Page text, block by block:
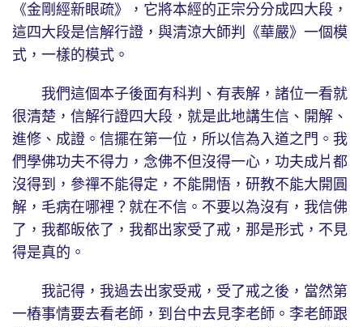
《金剛經新眼疏》，它將本經的正宗分分成四大段，
這四大段是信解行證，與清涼大師判《華嚴》一個模
式，一樣的模式。
我們這個本子後面有科判、有表解，諸位一看就
很清楚，信解行證四大段，就是此地講生信、開解、
進修、成證。信擺在第一位，所以信為入道之門。我
們學佛功夫不得力，念佛不但沒得一心，功夫成片都
沒得到，參禪不能得定，不能開悟，研教不能大開圓
解，毛病在哪裡？就在不信。不要以為沒有，我信佛
了，我都皈依了，我都出家受了戒，那是形式，不見
得是真的。
我記得，我過去出家受戒，受了戒之後，當然第
一樁事情要去看老師，到台中去見李老師。李老師跟